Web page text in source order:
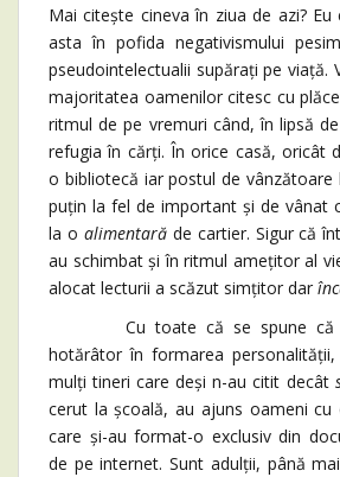
Mai citește cineva în ziua de azi?
asta în pofida negativismului
pseudointelectualii supărați pe viață.
majoritatea oamenilor citesc cu
ritmul de pe vremuri când, în lipsă
refugia în cărți. În orice casă, oricât
o bibliotecă iar postul de vânzătoare
puțin la fel de important și de vânat
la o alimentarăde cartier. Sigur că
au schimbat și în ritmul amețitor al
alocat lecturii a scăzut simțitor dar
Cu toate că se spune că
hotărâtor în formarea
mulți tineri care deși n-au citit decât
cerut la școală, au ajuns oameni cu
care și-au format-o exclusiv din
de pe internet. Sunt adulții, până